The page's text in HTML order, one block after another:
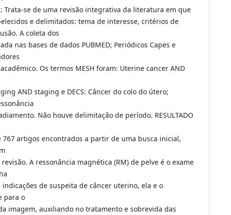
Trata-se de uma revisão integrativa da literatura em que
e delimitados: tema de interesse, critérios de
A coleta dos
nas bases de dados PUBMED; Periódicos Capes e
Os termos MESH foram: Uterine cancer AND
AND staging e DECS: Câncer do colo do útero;
Não houve delimitação de período. RESULTADO
767 artigos encontrados a partir de uma busca inicial,
A ressonância magnética (RM) de pelve é o exame
indicações de suspeita de câncer uterino, ela e o
para o
imagem, auxiliando no tratamento e sobrevida das